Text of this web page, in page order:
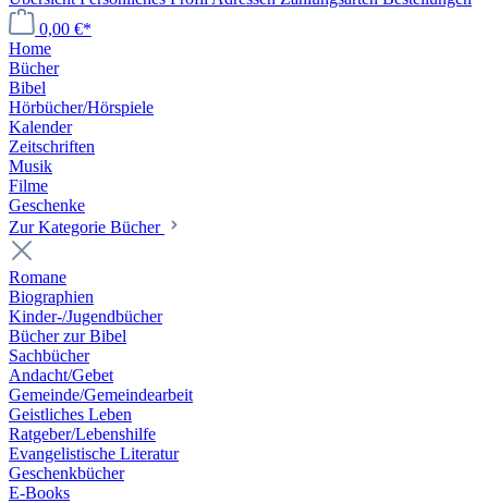
0,00 €*
Home
Bücher
Bibel
Hörbücher/Hörspiele
Kalender
Zeitschriften
Musik
Filme
Geschenke
Zur Kategorie Bücher
Romane
Biographien
Kinder-/Jugendbücher
Bücher zur Bibel
Sachbücher
Andacht/Gebet
Gemeinde/Gemeindearbeit
Geistliches Leben
Ratgeber/Lebenshilfe
Evangelistische Literatur
Geschenkbücher
E-Books